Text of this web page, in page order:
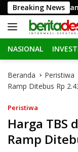
a
g
u
Breaking News
Penahanan
NASIONAL
Beranda Peristiwa
Ramp Ditebus Rp
Peristiwa
Harga TBS
Ramp